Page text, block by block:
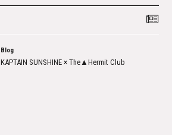
Blog
KAPTAIN SUNSHINE × The▲Hermit Club